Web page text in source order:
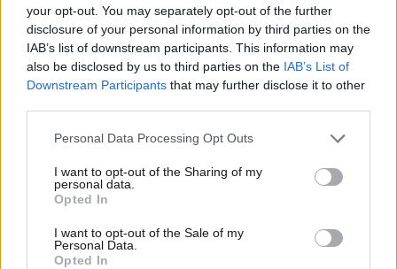
your opt-out. You may separately opt-out of the further
disclosure of your personal information by third parties on the
IAB’s list of downstream participants. This information may
also be disclosed by us to third parties on the IAB’s List of
Downstream Participants that may further disclose it to other
Please note that this website/app uses one or more Google
not limited to your visit or usage behaviour. You may click to
grant or deny consent to Google and its third-party tags to
use your data for below specified purposes in below Google
consent section.
Personal Data Processing Opt Outs
I want to opt-out of the Sharing of my
personal data.
Opted In
I want to opt-out of the Sale of my
Personal Data.
Opted In
thermopylae
είναι γραμμένο άρα και αναβαθμισμένο, όχι με
ελληνικούρες και αηδίες